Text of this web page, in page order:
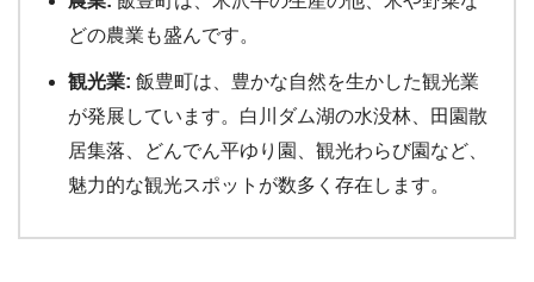
どの農業も盛んです。
観光業: 飯豊町は、豊かな自然を生かした観光業
が発展しています。白川ダム湖の水没林、田園散
居集落、どんでん平ゆり園、観光わらび園など、
魅力的な観光スポットが数多く存在します。